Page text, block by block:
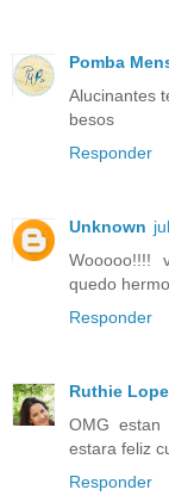
Pomba
Alucinantes
besos
Responder
Unknown
Wooooo!!!!
quedo
Responder
Ruthie
OMG estan
estara feliz
Responder